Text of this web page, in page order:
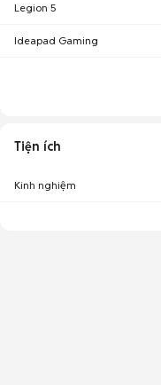
Legion 5
Ideapad Gaming
Tiện ích
Kinh nghiệm